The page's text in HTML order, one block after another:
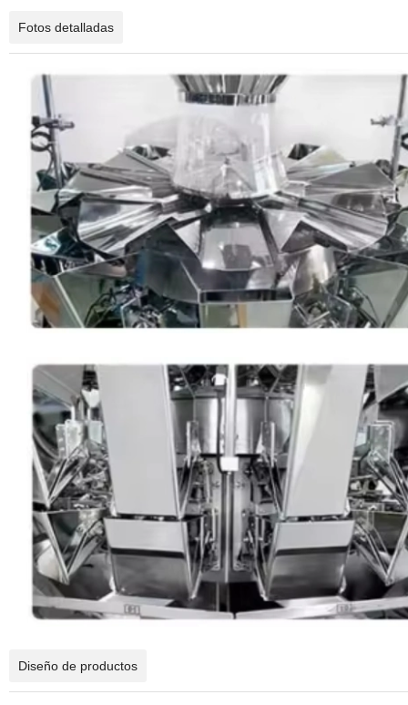
Fotos detalladas
Diseño de productos